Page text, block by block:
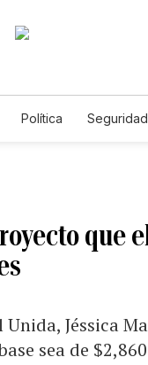
Política Seguridad
que
Jéssica
sea de